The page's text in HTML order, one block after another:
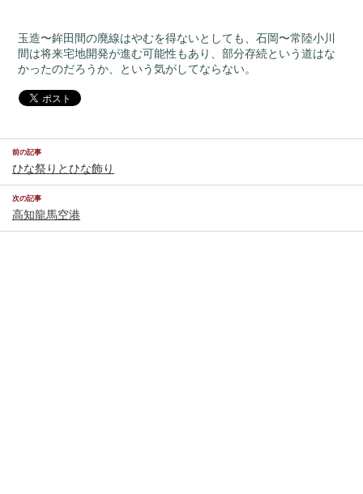
玉造〜鉾田間の廃線はやむを得ないとしても、石岡〜常陸小川
間は将来宅地開発が進む可能性もあり、部分存続という道はな
かったのだろうか、という気がしてならない。
前の記事
ひな祭りとひな飾り
次の記事
高知龍馬空港